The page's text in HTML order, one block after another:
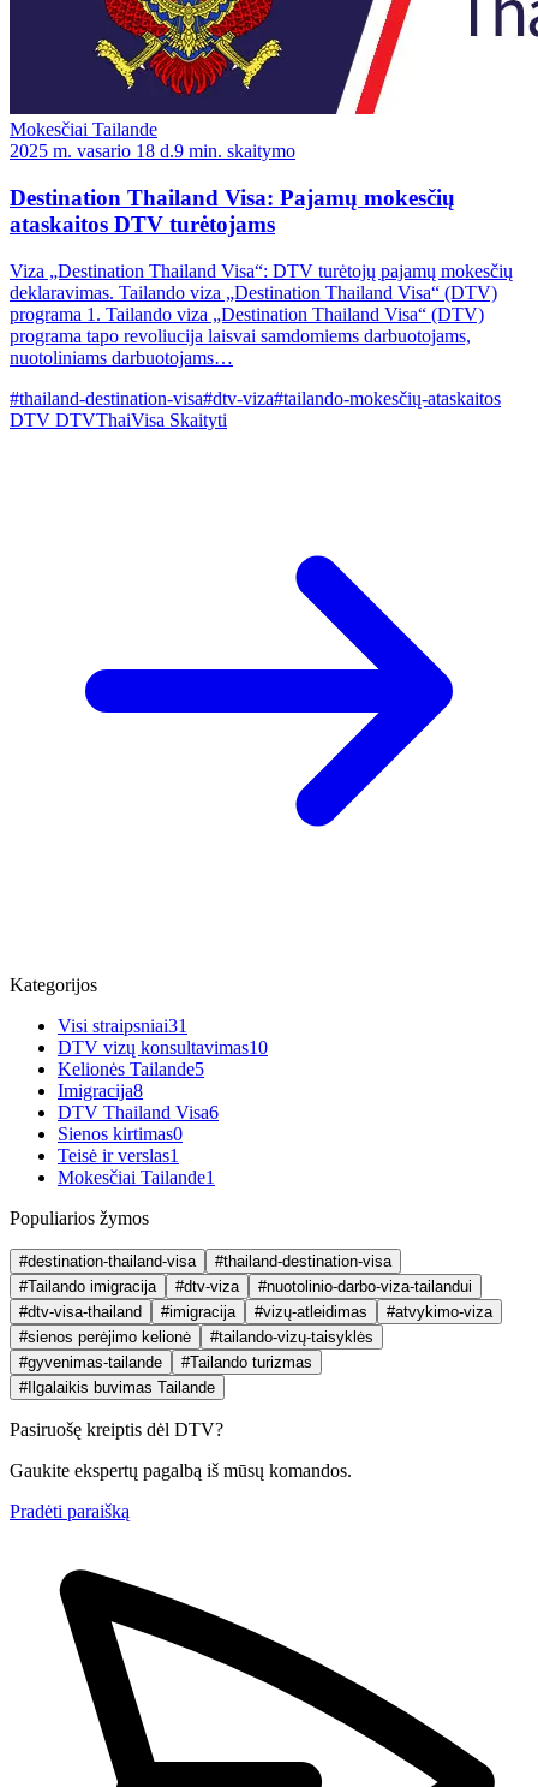
Mokesčiai Tailande
2025 m. vasario 18 d.9 min. skaitymo
Destination Thailand Visa: Pajamų mokesčių
ataskaitos DTV turėtojams
Viza „Destination Thailand Visa“: DTV turėtojų pajamų mokesčių
deklaravimas. Tailando viza „Destination Thailand Visa“ (DTV)
programa 1. Tailando viza „Destination Thailand Visa“ (DTV)
programa tapo revoliucija laisvai samdomiems darbuotojams,
nuotoliniams darbuotojams…
#thailand-destination-visa#dtv-viza#tailando-mokesčių-ataskaitos
DTV DTVThaiVisa Skaityti
Kategorijos
Visi straipsniai31
DTV vizų konsultavimas10
Kelionės Tailande5
Imigracija8
DTV Thailand Visa6
Sienos kirtimas0
Teisė ir verslas1
Mokesčiai Tailande1
Populiarios žymos
#destination-thailand-visa
#thailand-destination-visa
#Tailando imigracija
#dtv-viza
#nuotolinio-darbo-viza-tailandui
#dtv-visa-thailand
#imigracija #vizų-atleidimas
#atvykimo-viza
#sienos perėjimo kelionė
#tailando-vizų-taisyklės
#gyvenimas-tailande
#Tailando turizmas
#Ilgalaikis buvimas Tailande
Pasiruošę kreiptis dėl DTV?
Gaukite ekspertų pagalbą iš mūsų komandos.
Pradėti paraišką